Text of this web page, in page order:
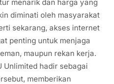
menarik dan harga yang
diminati oleh masyarakat
sekarang, akses internet
penting untuk menjaga
maupun rekan kerja.
Unlimited hadir sebagai
memberikan